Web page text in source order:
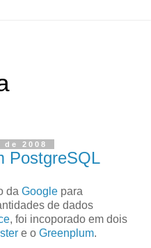
2008
PostgreSQL
da Google para
de dados
, foi incoporado em dois
e o Greenplum.